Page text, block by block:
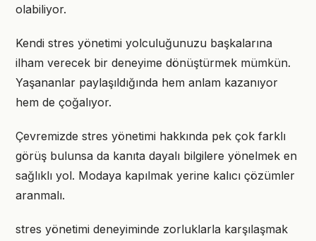
olabiliyor.
Kendi stres yönetimi yolculuğunuzu başkalarına
ilham verecek bir deneyime dönüştürmek mümkün.
Yaşananlar paylaşıldığında hem anlam kazanıyor
hem de çoğalıyor.
Çevremizde stres yönetimi hakkında pek çok farklı
görüş bulunsa da kanıta dayalı bilgilere yönelmek en
sağlıklı yol. Modaya kapılmak yerine kalıcı çözümler
aranmalı.
stres yönetimi deneyiminde zorluklarla karşılaşmak